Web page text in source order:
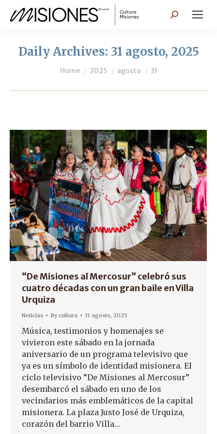
Search:
Daily Archives: 31 agosto, 2025
You are here:
Home 2025 agosto 31
“De Misiones al Mercosur” celebró sus
cuatro décadas con un gran baile en Villa
Urquiza
Noticias Bycultura 31 agosto, 2025
Música, testimonios y homenajes se
vivieron este sábado en la jornada
aniversario de un programa televisivo que
ya es un símbolo de identidad misionera. El
ciclo televisivo “De Misiones al Mercosur”
desembarcó el sábado en uno de los
vecindarios más emblemáticos de la capital
misionera. La plaza Justo José de Urquiza,
corazón del barrio Villa…